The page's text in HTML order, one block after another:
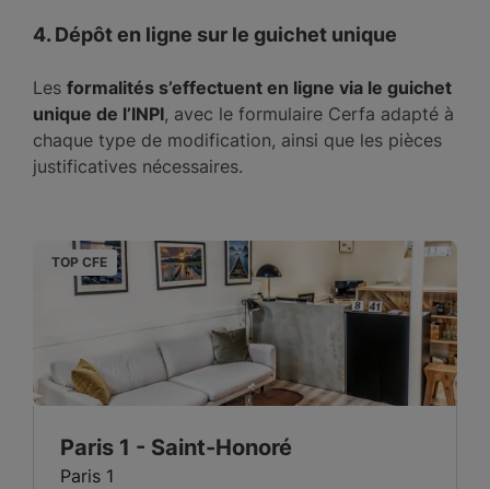
4. Dépôt en ligne sur le guichet unique
Les formalités s’effectuent en ligne via le guichet
unique de l’INPI, avec le formulaire Cerfa adapté à
chaque type de modification, ainsi que les pièces
justificatives nécessaires.
TOP CFE
Paris 1 - Saint-Honoré
Paris 1